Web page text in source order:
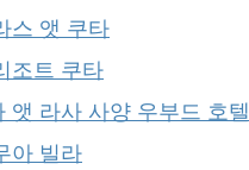
스 앳 쿠타
조트 쿠타
앳 라사 사양 우부드 호텔
아 빌라